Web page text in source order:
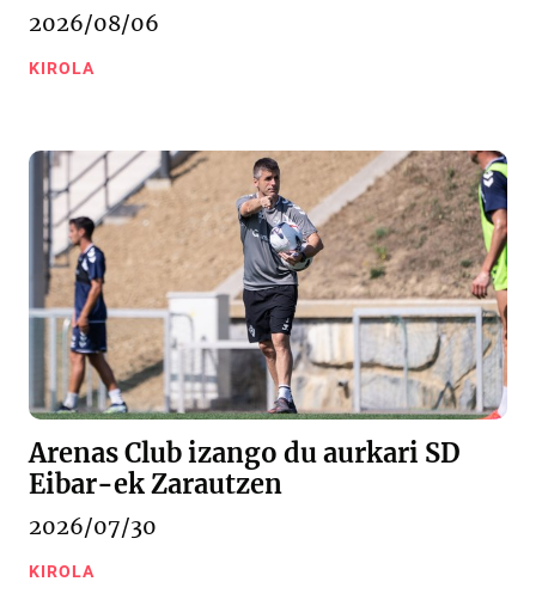
2026/08/06
KIROLA
Arenas Club izango du aurkari SD
Eibar-ek Zarautzen
2026/07/30
KIROLA